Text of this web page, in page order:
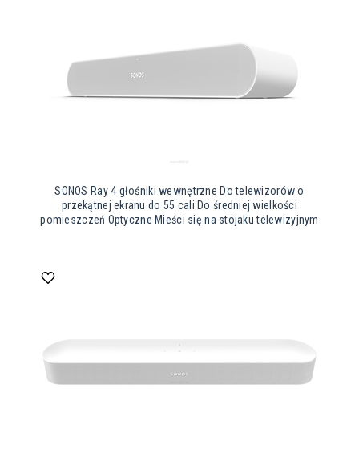
SONOS Ray 4 głośniki wewnętrzne Do telewizorów o
przekątnej ekranu do 55 cali Do średniej wielkości
pomieszczeń Optyczne Mieści się na stojaku telewizyjnym